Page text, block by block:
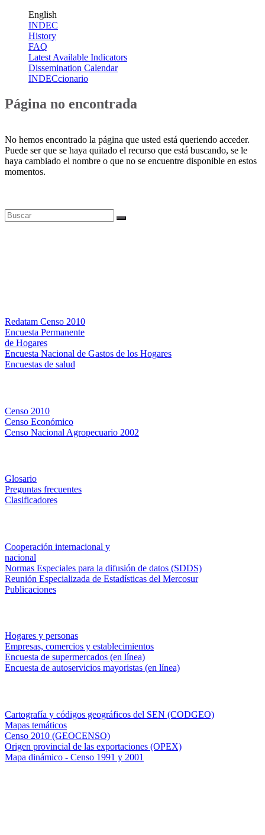
English
INDEC
History
FAQ
Latest Available Indicators
Dissemination Calendar
INDECcionario
Página no encontrada
No hemos encontrado la página que usted está queriendo acceder.
Puede ser que se haya quitado el recurso que está buscando, se le
haya cambiado el nombre o que no se encuentre disponible en estos
momentos.
Redatam Censo 2010
Encuesta Permanente
de Hogares
Encuesta Nacional de Gastos de los Hogares
Encuestas de salud
Censo 2010
Censo Económico
Censo Nacional Agropecuario 2002
Glosario
Preguntas frecuentes
Clasificadores
Cooperación internacional y
nacional
Normas Especiales para la difusión de datos (SDDS)
Reunión Especializada de Estadísticas del Mercosur
Publicaciones
Hogares y personas
Empresas, comercios y establecimientos
Encuesta de supermercados (en línea)
Encuesta de autoservicios mayoristas (en línea)
Cartografía y códigos geográficos del SEN (CODGEO)
Mapas temáticos
Censo 2010 (GEOCENSO)
Origen provincial de las exportaciones (OPEX)
Mapa dinámico - Censo 1991 y 2001